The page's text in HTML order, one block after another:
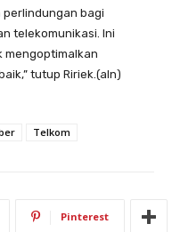
perlindungan bagi
telekomunikasi. Ini
mengoptimalkan
tutup Ririek.(aln)
Telkom
Pinterest